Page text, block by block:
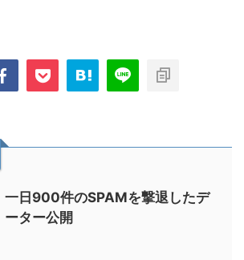
一日900件のSPAMを撃退したデ
ーター公開